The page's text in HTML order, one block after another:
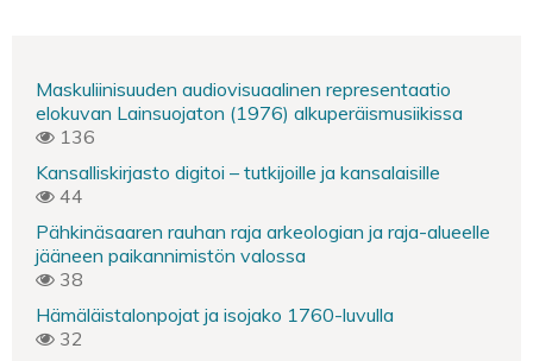
Maskuliinisuuden audiovisuaalinen representaatio
elokuvan Lainsuojaton (1976) alkuperäismusiikissa
136
Kansalliskirjasto digitoi – tutkijoille ja kansalaisille
44
Pähkinäsaaren rauhan raja arkeologian ja raja-alueelle
jääneen paikannimistön valossa
38
Hämäläistalonpojat ja isojako 1760-luvulla
32